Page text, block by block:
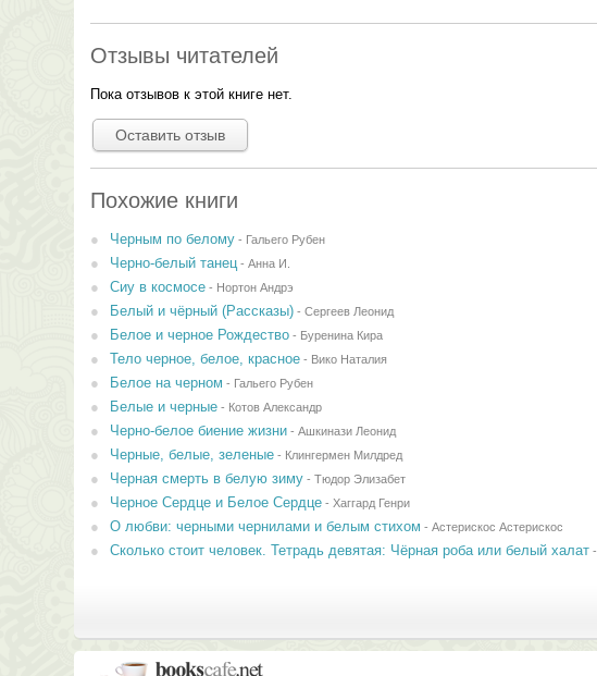
Отзывы читателей
Пока отзывов к этой книге нет.
Оставить отзыв
Похожие книги
Черным по белому- Гальего Рубен
Черно-белый танец- Анна И.
Сиу в космосе- Нортон Андрэ
Белый и чёрный (Рассказы)- Сергеев Леонид
Белое и черное Рождество- Буренина Кира
Тело черное, белое, красное- Вико Наталия
Белое на черном - Гальего Рубен
Белые и черные- Котов Александр
Черно-белое биение жизни- Ашкинази Леонид
Черные, белые, зеленые- Клингермен Милдред
Черная смерть в белую зиму- Тюдор Элизабет
Черное Сердце и Белое Сердце- Хаггард Генри
О любви: черными чернилами и белым стихом - Астерискос Астерискос
Сколько стоит человек. Тетрадь девятая: Чёрная роба или белый халат-